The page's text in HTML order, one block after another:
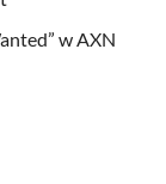
w AXN